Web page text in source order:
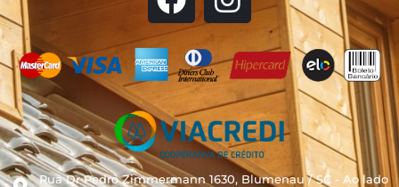
Rua Dr Pedro Zimmermann 1630, Blumenau / SC - Ao lado